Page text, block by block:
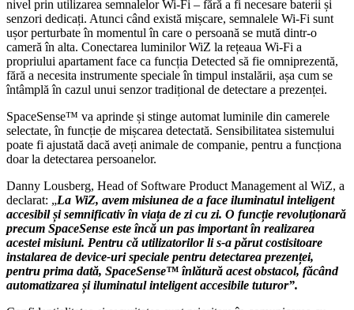
nivel prin utilizarea semnalelor Wi-Fi – fără a fi necesare baterii și
senzori dedicați. Atunci când există mișcare, semnalele Wi-Fi sunt
ușor perturbate în momentul în care o persoană se mută dintr-o
cameră în alta. Conectarea luminilor WiZ la rețeaua Wi-Fi a
propriului apartament face ca funcția Detected să fie omniprezentă,
fără a necesita instrumente speciale în timpul instalării, așa cum se
întâmplă în cazul unui senzor tradițional de detectare a prezenței.
SpaceSense™ va aprinde și stinge automat luminile din camerele
selectate, în funcție de mișcarea detectată. Sensibilitatea sistemului
poate fi ajustată dacă aveți animale de companie, pentru a funcționa
doar la detectarea persoanelor.
Danny Lousberg, Head of Software Product Management al WiZ, a
declarat: „La WiZ, avem misiunea de a face iluminatul inteligent
accesibil și semnificativ în viața de zi cu zi. O funcție revoluționară
precum SpaceSense este încă un pas important în realizarea
acestei misiuni. Pentru că utilizatorilor li s-a părut costisitoare
instalarea de device-uri speciale pentru detectarea prezenței,
pentru prima dată, SpaceSense™ înlătură acest obstacol, făcând
automatizarea și iluminatul inteligent accesibile tuturor”.